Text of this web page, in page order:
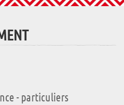
- particuliers